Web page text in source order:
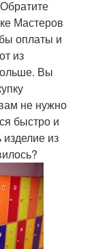
Мастеров
оплаты и
из
Вы
не нужно
быстро и
из